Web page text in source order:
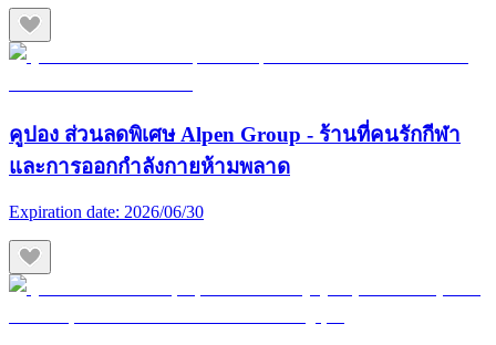
คูปอง ส่วนลดพิเศษ Alpen Group - ร้านที่คนรักกีฬา
และการออกกำลังกายห้ามพลาด
Expiration date: 2026/06/30